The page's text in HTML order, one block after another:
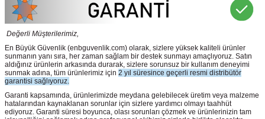
Değerli Müşterilerimiz,
En Büyük Güvenlik (enbguvenlik.com) olarak, sizlere yüksek kaliteli ürünler
sunmanın yanı sıra, her zaman sağlam bir destek sunmayı amaçlıyoruz. Satın
aldığınız ürünlerin arkasında durarak, sizlere sorunsuz bir kullanım deneyimi
sunmak adına, tüm ürünlerimiz için 2 yıl süresince geçerli resmi distribütör
garantisi sağlıyoruz.
Garanti kapsamında, ürünlerimizde meydana gelebilecek üretim veya malzeme
hatalarından kaynaklanan sorunlar için sizlere yardımcı olmayı taahhüt
ediyoruz. Garanti süresi boyunca, olası sorunları çözmek ve ürünlerinizin tam